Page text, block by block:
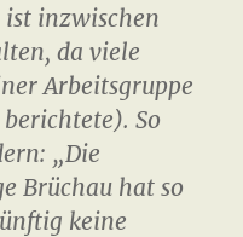
ist inzwischen
da viele
Arbeitsgruppe
So
„Die
Brüchau hat so
keine